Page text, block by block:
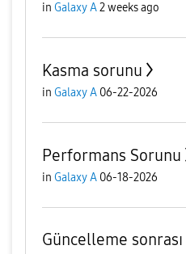
in Galaxy A2 weeks ago
Kasma sorunu
in Galaxy A 06-22-2026
Performans Sorunu
in Galaxy A 06-18-2026
Güncelleme